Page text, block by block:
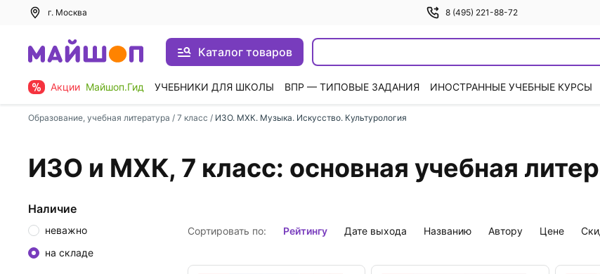
г. Москва 8 (495) 221-88-72
Каталог товаров
Акции Майшоп.Гид УЧЕБНИКИ ДЛЯ ШКОЛЫ ВПР — ТИПОВЫЕ ЗАДАНИЯ ИНОСТРАННЫЕ УЧЕБНЫЕ КУРСЫ
Образование, учебная литература / 7 класс / ИЗО. МХК. Музыка. Искусство. Культурология
ИЗО и МХК, 7 класс: основная учебная
Сортировать по: рейтингу дате выхода названию автору цене
Наличие
неважно
на складе